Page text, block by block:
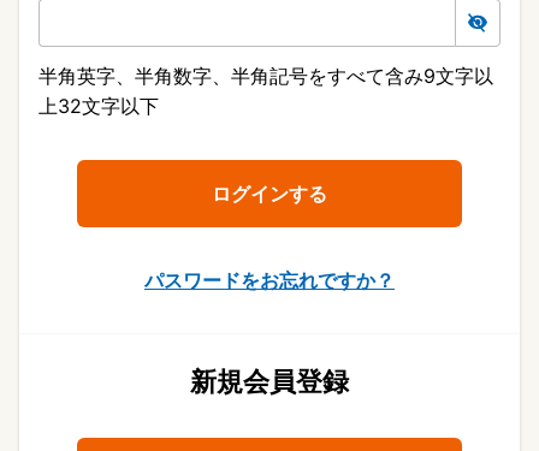
半角英字、半角数字、半角記号をすべて含み9文字以
上32文字以下
パスワードをお忘れですか？
新規会員登録